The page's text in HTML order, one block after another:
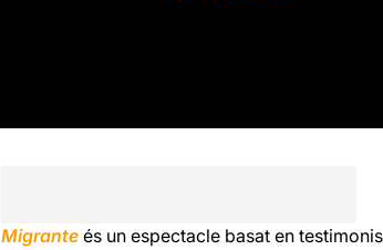
Migranteés un espectacle basat en